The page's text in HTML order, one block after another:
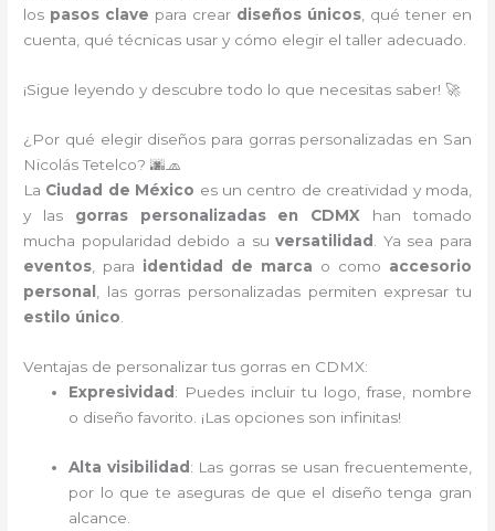
los pasos clave para crear diseños únicos , qué tener en
cuenta, qué técnicas usar y cómo elegir el taller adecuado.
¡Sigue leyendo y descubre todo lo que necesitas saber! 🚀
¿Por qué elegir diseños para gorras personalizadas en San
Nicolás Tetelco? 🌆🧢
La Ciudad de México es un centro de creatividad y moda,
y las gorras personalizadas en CDMX han tomado
mucha popularidad debido a suversatilidad
. Ya sea para
eventos , para identidad de marca o como accesorio
personal
, las gorras personalizadas permiten expresar tu
estilo único
Ventajas de personalizar tus gorras en CDMX:
Expresividad : Puedes incluir tu logo, frase, nombre
o diseño favorito. ¡Las opciones son infinitas!
Alta visibilidad : Las gorras se usan frecuentemente,
por lo que te aseguras de que el diseño tenga gran
alcance.